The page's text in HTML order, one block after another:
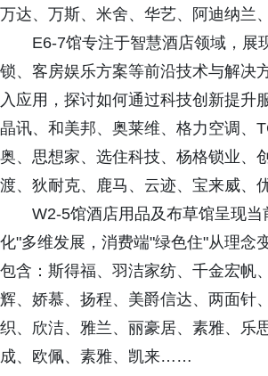
万达、万斯、米舍、华艺、阿迪纳
E6-7馆专注于智慧酒店领域，展
锁、客房娱乐方案等前沿技术与解决
入应用，探讨如何通过科技创新提升
晶讯、和美邦、奥莱维、格力空调、
奥、思想家、选住科技、杨格锁业、
渡、狄耐克、鹿马、云迹、宝来威
W2-5馆酒店用品及布草馆呈现
化"多维发展，消费端"绿色住"从理念
包含：斯得福、羽洁家纺、千金宏帆
辉、娇慕、扬程、美爵信达、两面针
织、欣洁、雅兰、丽豪居、素雅、乐
成、欧佩、素雅、凯来……